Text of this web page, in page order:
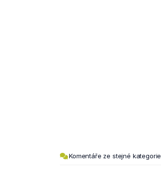
Komentáře ze stejné kategorie